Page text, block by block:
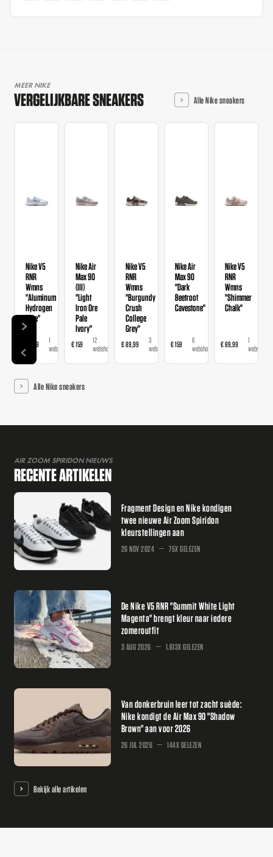
MEER NIKE
VERGELIJKBARE SNEAKERS Alle Nike sneakers
Nike V5
RNR
Wmns
"Aluminum
Hydrogen
Blue"
€ 89,99
1
webshop
Nike Air
Max 90
(III)
"Light
Iron Ore
Pale
Ivory"
€ 159
12
webshops
Nike V5
RNR
Wmns
"Burgundy
Crush
College
Grey"
€ 89,99
3
webshops
Nike Air
Max 90
"Dark
Beetroot
Cavestone"
€ 159
6
webshops
Nike V5
RNR
Wmns
"Shimmer
Chalk"
€ 89,99
1
webshop
Alle Nike sneakers
AIR ZOOM SPIRIDON NIEUWS
RECENTE ARTIKELEN
Fragment Design en Nike kondigen
twee nieuwe Air Zoom Spiridon
kleurstellingen aan
26 NOV 2024 75X GELEZEN
De Nike V5 RNR "Summit White Light
Magenta" brengt kleur naar iedere
zomeroutfit
3 AUG 2026 1.613X GELEZEN
Van donkerbruin leer tot zacht suède:
Nike kondigt de Air Max 90 "Shadow
Brown" aan voor 2026
26 JUL 2026 144X GELEZEN
Bekijk alle artikelen